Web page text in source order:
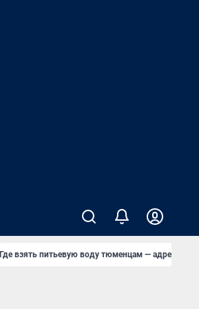
Где взять питьевую воду тюменцам — адреса